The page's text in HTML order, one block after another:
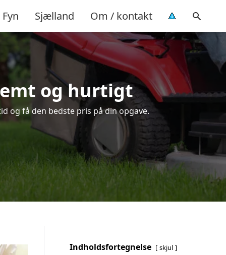
Fyn Sjælland Om / kontakt
og hurtigt
og få den bedste pris på din opgave.
Indholdsfortegnelse skjul